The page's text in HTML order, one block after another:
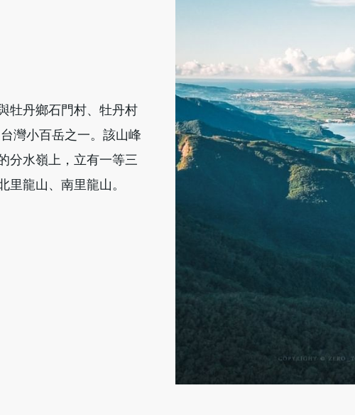
牡丹鄉石門村、牡丹村
灣小百岳之一。該山峰
分水嶺上，立有一等三
龍山、南里龍山。